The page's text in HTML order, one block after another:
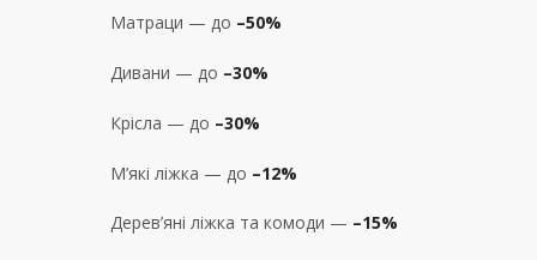
Матраци — до –50%
Дивани — до –30%
Крісла — до –30%
М’які ліжка — до –12%
Дерев’яні ліжка та комоди — –15%